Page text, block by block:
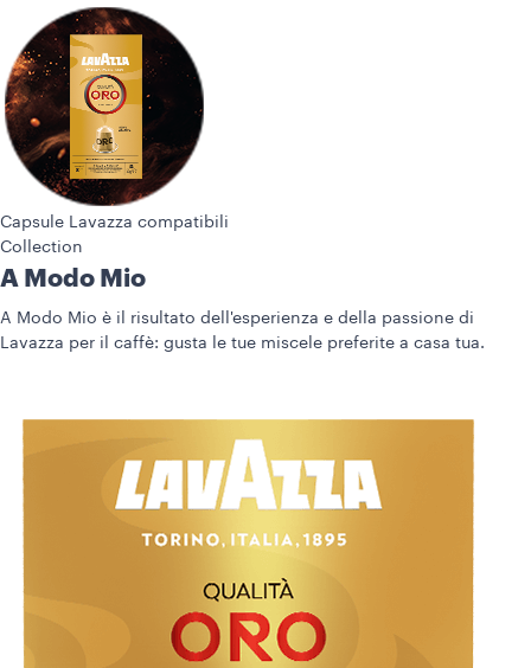
Capsule Lavazza compatibili
Collection
A Modo Mio
A Modo Mio è il risultato dell'esperienza e della passione di
Lavazza per il caffè: gusta le tue miscele preferite a casa tua.